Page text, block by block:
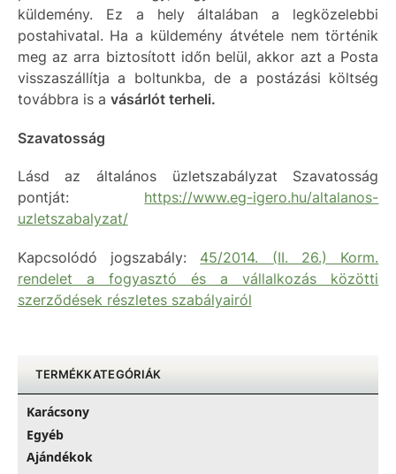
küldemény. Ez a hely általában a legközelebbi
postahivatal. Ha a küldemény átvétele nem történik
meg az arra biztosított időn belül, akkor azt a Posta
visszaszállítja a boltunkba, de a postázási költség
továbbra is a vásárlót terheli.
Szavatosság
Lásd az általános üzletszabályzat Szavatosság
pontját: https://www.eg-igero.hu/altalanos-
uzletszabalyzat/
Kapcsolódó jogszabály: 45/2014. (II. 26.) Korm.
rendelet a fogyasztó és a vállalkozás közötti
szerződések részletes szabályairól
TERMÉKKATEGÓRIÁK
Karácsony
Egyéb
Ajándékok